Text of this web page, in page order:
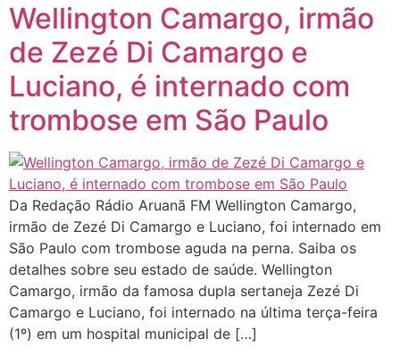
Wellington Camargo, irmão
de Zezé Di Camargo e
Luciano, é internado com
trombose em São Paulo
Da Redação Rádio Aruanã FM Wellington Camargo,
irmão de Zezé Di Camargo e Luciano, foi internado em
São Paulo com trombose aguda na perna. Saiba os
detalhes sobre seu estado de saúde. Wellington
Camargo, irmão da famosa dupla sertaneja Zezé Di
Camargo e Luciano, foi internado na última terça-feira
(1º) em um hospital municipal de […]